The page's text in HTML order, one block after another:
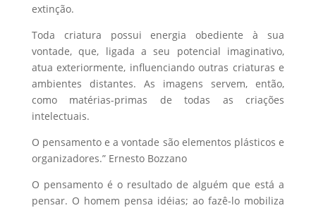
extinção.
Toda criatura possui energia obediente à sua
vontade, que, ligada a seu potencial imaginativo,
atua exteriormente, influenciando outras criaturas e
ambientes distantes. As imagens servem, então,
como matérias-primas de todas as criações
intelectuais.
O pensamento e a vontade são elementos plásticos e
organizadores.” Ernesto Bozzano
O pensamento é o resultado de alguém que está a
pensar. O homem pensa idéias; ao fazê-lo mobiliza